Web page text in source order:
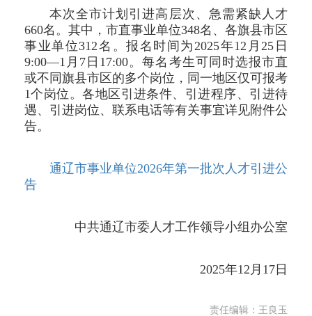
本次全市计划引进高层次、急需紧缺人才
660名。其中，市直事业单位348名、各旗县市区
事业单位312名。报名时间为2025年12月25日
9:00—1月7日17:00。每名考生可同时选报市直
或不同旗县市区的多个岗位，同一地区仅可报考
1个岗位。各地区引进条件、引进程序、引进待
遇、引进岗位、联系电话等有关事宜详见附件公
告。
通辽市事业单位2026年第一批次人才引进公
告
中共通辽市委人才工作领导小组办公室
2025年12月17日
责任编辑：王良玉